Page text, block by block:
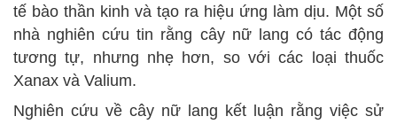
tế bào thần kinh và tạo ra hiệu ứng làm dịu. Một số
nhà nghiên cứu tin rằng cây nữ lang có tác động
tương tự, nhưng nhẹ hơn, so với các loại thuốc
Xanax và Valium.
Nghiên cứu về cây nữ lang kết luận rằng việc sử